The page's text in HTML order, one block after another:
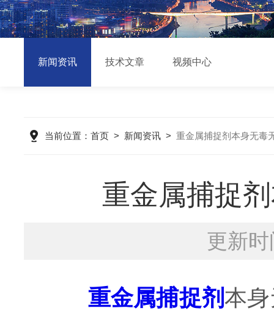
新闻资讯 技术文章 视频中心
当前位置： 首页 > 新闻资讯 > 重金属捕捉剂本身无毒
重金属捕捉
更新
重金属捕捉剂本